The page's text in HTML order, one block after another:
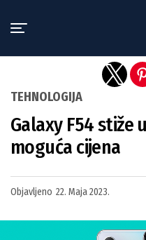
TEHNOLOGIJA
Galaxy F54 stiže
moguća cijena
Objavljeno 22. Maja 2023.